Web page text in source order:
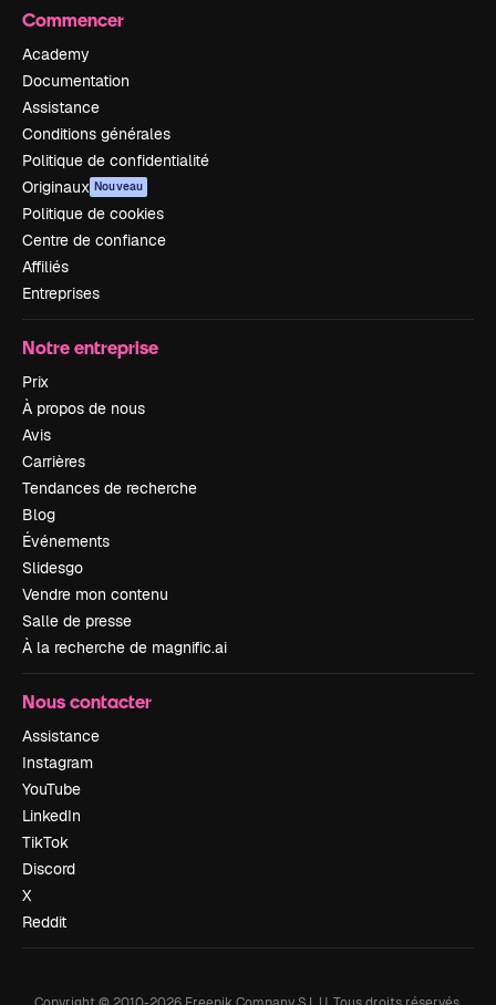
Commencer
Academy
Documentation
Assistance
Conditions générales
Politique de confidentialité
Originaux Nouveau
Politique de cookies
Centre de confiance
Affiliés
Entreprises
Notre entreprise
Prix
À propos de nous
Avis
Carrières
Tendances de recherche
Blog
Événements
Slidesgo
Vendre mon contenu
Salle de presse
À la recherche de magnific.ai
Nous contacter
Assistance
Instagram
YouTube
LinkedIn
TikTok
Discord
X
Reddit